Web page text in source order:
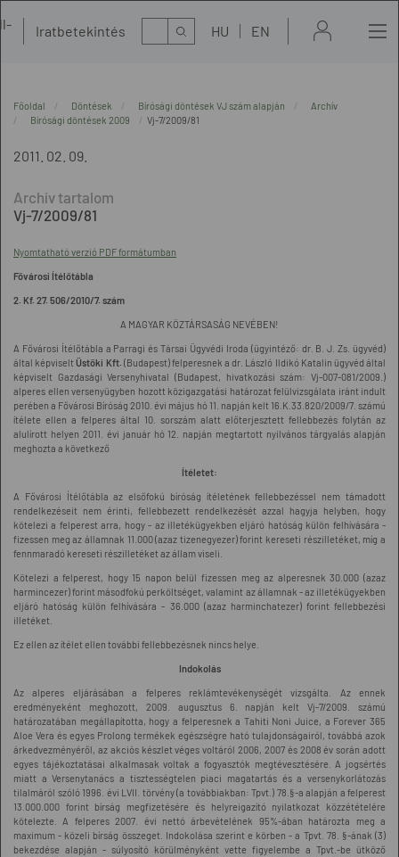
Iratbetekintés Kereső HU EN
Főoldal Döntések Bírósági döntések VJ szám alapján
Archív
Bírósági döntések 2009
Vj-7/2009/81
2011. 02. 09.
Vj-7/2009/81
Nyomtatható verzió PDF formátumban
Fővárosi Ítélőtábla
2. Kf. 27. 506/2010/7. szám
A MAGYAR KÖZTÁRSASÁG NEVÉBEN!
A Fővárosi Ítélőtábla a Parragi és Társai Ügyvédi Iroda (ügyintéző: dr. B. J. Zs. ügyvéd)
által képviseltÜstöki Kft. (Budapest) felperesnek a dr. László Ildikó Katalin ügyvéd által
képviselt Gazdasági Versenyhivatal (Budapest, hivatkozási szám: Vj-007-081/2009.)
alperes ellen versenyügyben hozott közigazgatási határozat felülvizsgálata iránt indult
perében a Fővárosi Bíróság 2010. évi május hó 11. napján kelt 16.K.33.820/2009/7. számú
ítélete ellen a felperes által 10. sorszám alatt előterjesztett fellebbezés folytán az
alulírott helyen 2011. évi január hó 12. napján megtartott nyilvános tárgyalás alapján
meghozta a következő
Ítéletet:
A Fővárosi Ítélőtábla az elsőfokú bíróság ítéletének fellebbezéssel nem támadott
rendelkezéseit nem érinti, fellebbezett rendelkezését azzal hagyja helyben, hogy
kötelezi a felperest arra, hogy - az illetékügyekben eljáró hatóság külön felhívására -
fizessen meg az államnak 11.000 (azaz tizenegyezer) forint kereseti részilletéket, míg a
fennmaradó kereseti részilletéket az állam viseli.
Kötelezi a felperest, hogy 15 napon belül fizessen meg az alperesnek 30.000 (azaz
harmincezer) forint másodfokú perköltséget, valamint az államnak - az illetékügyekben
eljáró hatóság külön felhívására - 36.000 (azaz harminchatezer) forint fellebbezési
illetéket.
Ez ellen az ítélet ellen további fellebbezésnek nincs helye.
Indokolás
Az alperes eljárásában a felperes reklámtevékenységét vizsgálta. Az ennek
eredményeként meghozott, 2009. augusztus 6. napján kelt Vj-7/2009. számú
határozatában megállapította, hogy a felperesnek a Tahiti Noni Juice, a Forever 365
Aloe Vera és egyes Prolong termékek egészségre ható tulajdonságairól, továbbá azok
árkedvezményéről, az akciós készlet véges voltáról 2006, 2007 és 2008 év során adott
egyes tájékoztatásai alkalmasak voltak a fogyasztók megtévesztésére. A jogsértés
miatt a Versenytanács a tisztességtelen piaci magatartás és a versenykorlátozás
tilalmáról szóló 1996. évi LVII. törvény (a továbbiakban: Tpvt.) 78.§-a alapján a felperest
13.000.000 forint bírság megfizetésére és helyreigazító nyilatkozat közzétételére
kötelezte. A felperes 2007. évi nettó árbevételének 95%-ában határozta meg a
maximum - közeli bírság összeget. Indokolása szerint e körben - a Tpvt. 78. §-ának (3)
bekezdése alapján - súlyosító körülményként vette figyelembe a Tpvt.-be ütköző